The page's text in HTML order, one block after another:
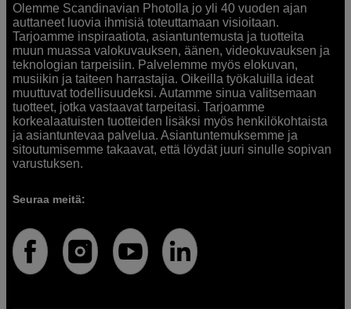
Olemme Scandinavian Photolla jo yli 40 vuoden ajan
auttaneet luovia ihmisiä toteuttamaan visioitaan.
Tarjoamme inspiraatiota, asiantuntemusta ja tuotteita
muun muassa valokuvauksen, äänen, videokuvauksen ja
teknologian tarpeisiin. Palvelemme myös elokuvan,
musiikin ja taiteen harrastajia. Oikeilla työkaluilla ideat
muuttuvat todellisuudeksi. Autamme sinua valitsemaan
tuotteet, jotka vastaavat tarpeitasi. Tarjoamme
korkealaatuisten tuotteiden lisäksi myös henkilökohtaista
ja asiantuntevaa palvelua. Asiantuntemuksemme ja
sitoutumisemme takaavat, että löydät juuri sinulle sopivan
varustuksen.
Seuraa meitä: